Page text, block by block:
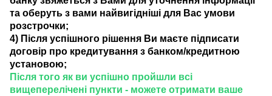
та оберуть з вами найвигідніші для Вас умови
розстрочки;
4) Після успішного рішення Ви маєте підписати
договір про кредитування з банком/кредитною
установою;
Після того як ви успішно пройшли всі
вищеперелічені пункти - можете отримати ваше